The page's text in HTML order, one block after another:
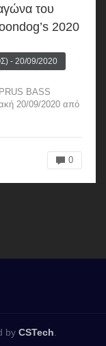
του
2020
- 20/09/2020
BASS
20/09/2020 από
0
by CSTech